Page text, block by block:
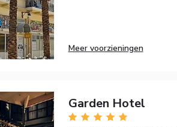
Meer voorzieningen
Garden Hotel